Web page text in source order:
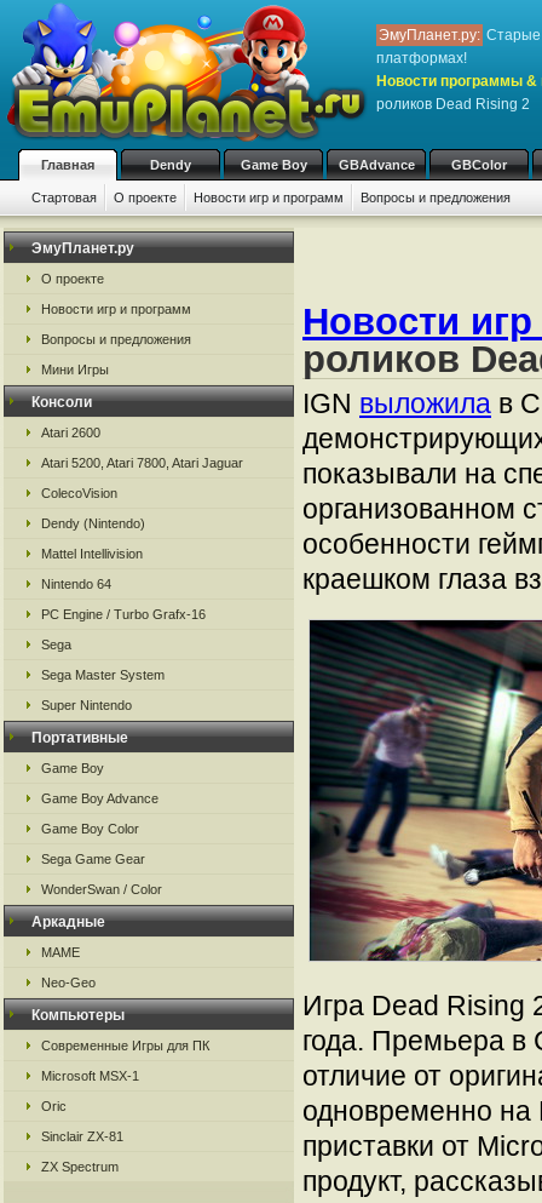
ЭмуПланет.ру: Старые
платформах!
Новости программы &
роликов Dead Rising 2
Главная Dendy Game Boy GBAdvance GBColor
Стартовая О проекте Новости игр и программ Вопросы и предложения
ЭмуПланет.ру
О проекте
Новости игр и программ
Вопросы и предложения
Мини Игры
Консоли
Atari 2600
Atari 5200, Atari 7800, Atari Jaguar
ColecoVision
Dendy (Nintendo)
Mattel Intellivision
Nintendo 64
PC Engine / Turbo Grafx-16
Sega
Sega Master System
Super Nintendo
Портативные
Game Boy
Game Boy Advance
Game Boy Color
Sega Game Gear
WonderSwan / Color
Аркадные
MAME
Neo-Geo
Компьютеры
Современные Игры для ПК
Microsoft MSX-1
Oric
Sinclair ZX-81
ZX Spectrum
Новости
роликов
IGN выложила в
показывали на
организованном
особенности
краешком глаза
Игра Dead Rising
года. Премьера в
отличие от
одновременно на
приставки от
продукт,